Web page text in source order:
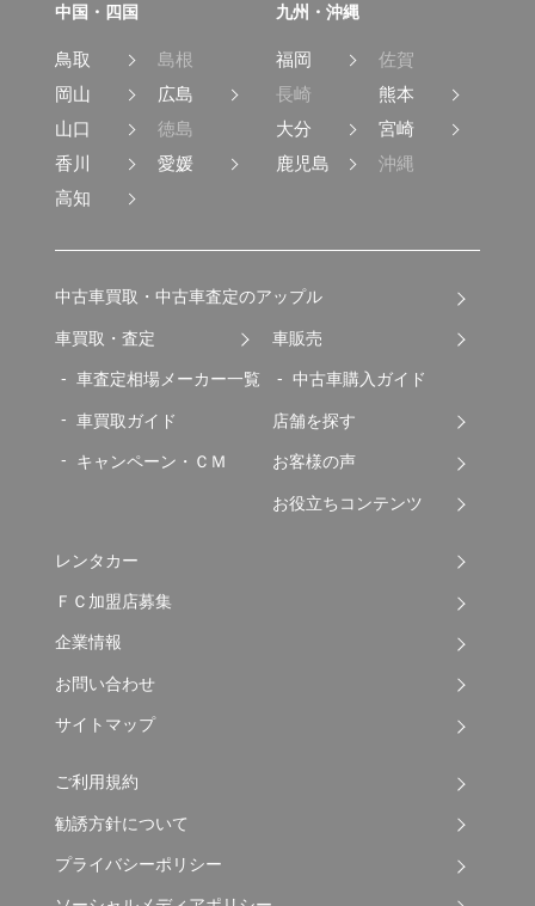
中国・四国
鳥取
島根
岡山
広島
山口
徳島
香川
愛媛
高知
九州・沖縄
福岡
佐賀
長崎
熊本
大分
宮崎
鹿児島
沖縄
中古車買取・中古車査定のアップル
車買取・査定
車査定相場メーカー一覧
車買取ガイド
キャンペーン・ＣＭ
車販売
中古車購入ガイド
店舗を探す
お客様の声
お役立ちコンテンツ
レンタカー
ＦＣ加盟店募集
企業情報
お問い合わせ
サイトマップ
ご利用規約
勧誘方針について
プライバシーポリシー